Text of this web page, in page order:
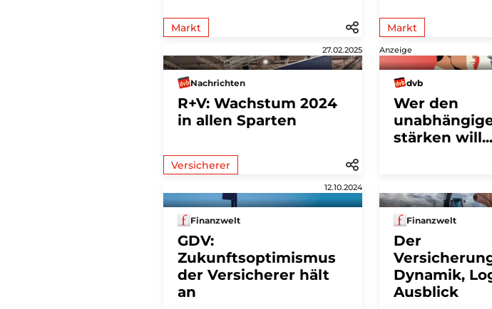
Markt Markt
27.02.2025
Nachrichten
R+V: Wachstum 2024
in allen Sparten
Versicherer
Anzeige
dvb
Wer den
stärken will...
12.10.2024
Finanzwelt
GDV:
Zukunftsoptimismus
der Versicherer hält
an
Finanzwelt
Der
Dynamik,
Ausblick